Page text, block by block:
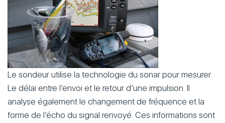
Le sondeur utilise la technologie du sonar pour mesurer.
Le délai entre l’envoi et le retour d’une impulsion. Il
analyse également le changement de fréquence et la
forme de l’écho du signal renvoyé. Ces informations sont